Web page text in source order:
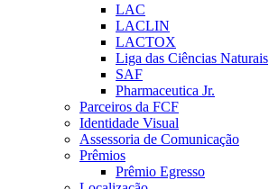
LAC
LACLIN
LACTOX
Liga das Ciências Naturais
SAF
Pharmaceutica Jr.
Parceiros da FCF
Identidade Visual
Assessoria de Comunicação
Prêmios
Prêmio Egresso